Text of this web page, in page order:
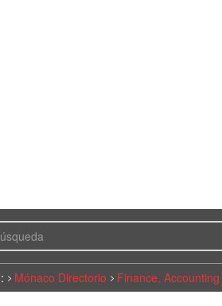
Mónaco Directorio Finance,